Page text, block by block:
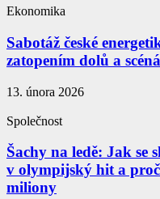
Ekonomika
Sabotáž české
zatopením dolů a
13. února 2026
Společnost
Šachy na ledě: Jak se
v olympijský hit a
miliony